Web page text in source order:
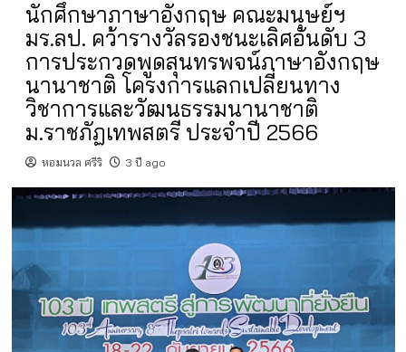
นักศึกษาภาษาอังกฤษ คณะมนุษย์ฯ
มร.ลป. คว้ารางวัลรองชนะเลิศอันดับ 3
การประกวดพูดสุนทรพจน์ภาษาอังกฤษ
นานาชาติ โครงการแลกเปลี่ยนทาง
วิชาการและวัฒนธรรมนานาชาติ
ม.ราชภัฏเทพสตรี ประจำปี 2566
หอมนวล ศรีริ 3 ปี ago